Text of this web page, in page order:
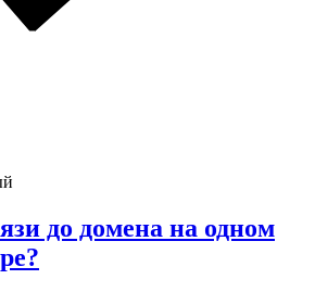
до домена на одном